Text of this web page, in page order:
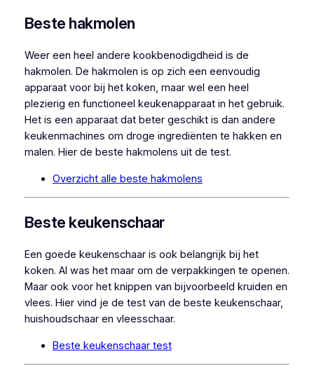
Beste hakmolen
Weer een heel andere kookbenodigdheid is de
hakmolen. De hakmolen is op zich een eenvoudig
apparaat voor bij het koken, maar wel een heel
plezierig en functioneel keukenapparaat in het gebruik.
Het is een apparaat dat beter geschikt is dan andere
keukenmachines om droge ingrediënten te hakken en
malen. Hier de beste hakmolens uit de test.
Overzicht alle beste hakmolens
Beste keukenschaar
Een goede keukenschaar is ook belangrijk bij het
koken. Al was het maar om de verpakkingen te openen.
Maar ook voor het knippen van bijvoorbeeld kruiden en
vlees. Hier vind je de test van de beste keukenschaar,
huishoudschaar en vleesschaar.
Beste keukenschaar test